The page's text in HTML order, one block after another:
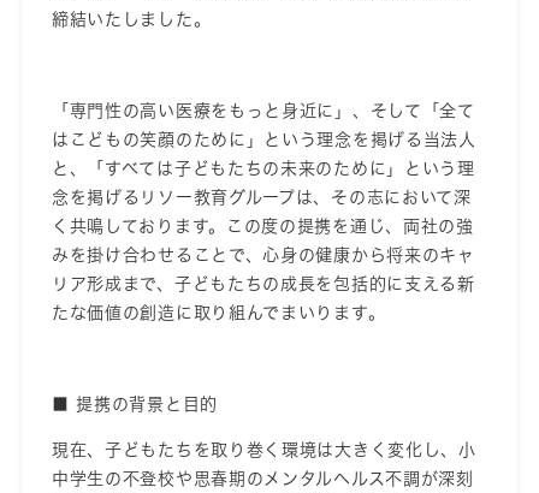
締結いたしました。
「専門性の高い医療をもっと身近に」、そして「全て
はこどもの笑顔のために」という理念を掲げる当法人
と、「すべては子どもたちの未来のために」という理
念を掲げるリソー教育 グループは、その志において深
く共鳴しております。この度の提携を通じ、両社の強
みを掛け合わせることで、心身の健康から将来のキャ
リア形成まで、子どもたちの成長を包括的に支える新
たな価値の創造に取り組んでまいります。
■提携の背景と目的
現在、子どもたちを取り巻く環境は大きく変化し、小
中学生の不登校や思春期のメンタルヘルス不調が深刻